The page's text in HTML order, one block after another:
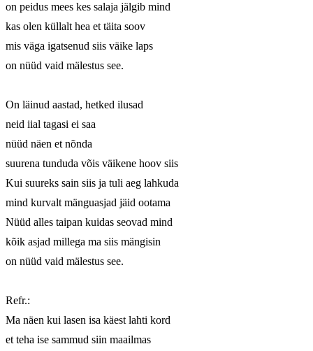
on peidus mees kes salaja jälgib mind
kas olen küllalt hea et täita soov
mis väga igatsenud siis väike laps
on nüüd vaid mälestus see.
On läinud aastad, hetked ilusad
neid iial tagasi ei saa
nüüd näen et nõnda
suurena tunduda võis väikene hoov siis
Kui suureks sain siis ja tuli aeg lahkuda
mind kurvalt mänguasjad jäid ootama
Nüüd alles taipan kuidas seovad mind
kõik asjad millega ma siis mängisin
on nüüd vaid mälestus see.
Refr.:
Ma näen kui lasen isa käest lahti kord
et teha ise sammud siin maailmas